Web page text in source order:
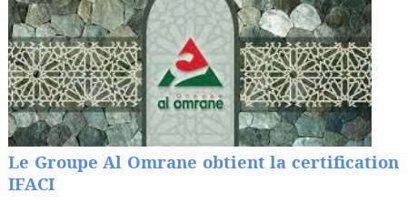
Le Groupe Al Omrane obtient la certification
IFACI